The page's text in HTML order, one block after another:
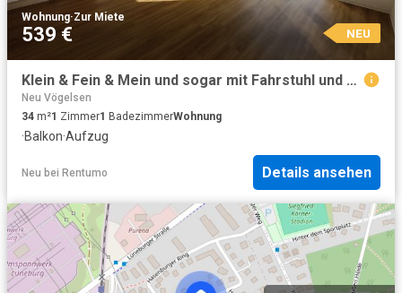
Wohnung·Zur Miete
539 € NEU
Klein & Fein & Mein und sogar mit Fahrstuhl und Balkon
Neu Vögelsen
34 m²1 Zimmer1 BadezimmerWohnung
·Balkon·Aufzug
Neu bei Rentumo Details ansehen